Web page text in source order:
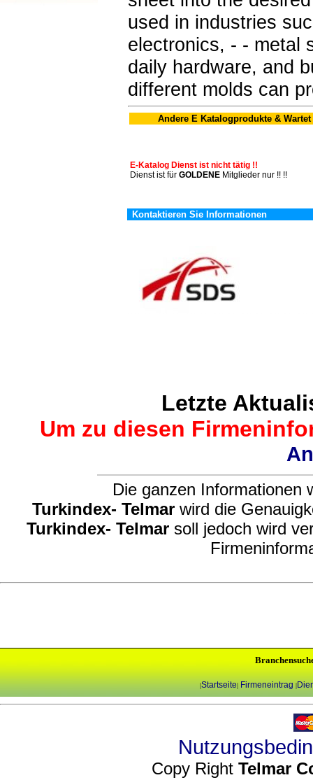
used in industries
electronics, - - metal
daily hardware, and
different molds can
Andere E Katalogprodukte & Wartet
E-Katalog Dienst ist nicht tätig !!
Dienst ist für GOLDENE Mitglieder nur !! !!
Kontaktieren Sie Informationen
Letzte
Um zu diesen
Die ganzen Informationen
Turkindex- Telmar wird die
Turkindex- Telmar soll jedoch wird
|Startseite| Firmeneintrag |
Copy Right Telmar